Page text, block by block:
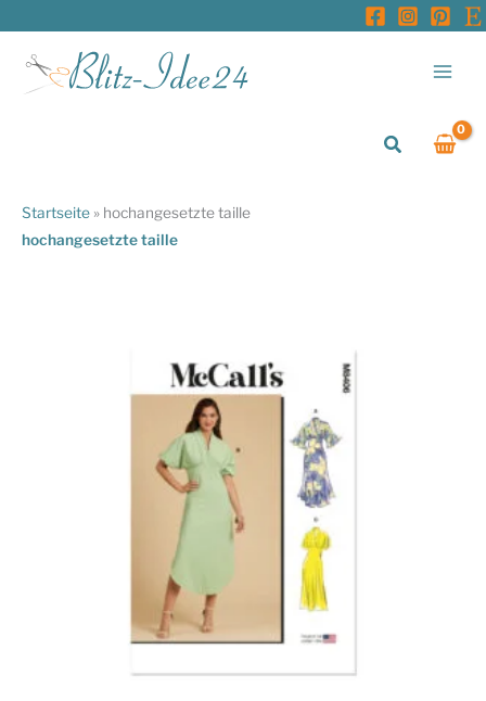
springen
Suchen
Startseite » hochangesetzte taille
hochangesetzte taille